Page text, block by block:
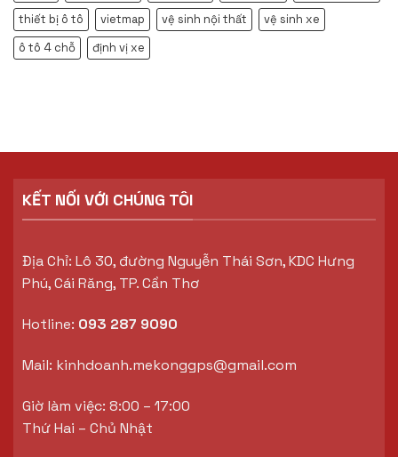
thiết bị ô tô
vietmap vệ sinh nội thất
vệ sinh xe
ô tô 4 chỗ
định vị xe
KẾT NỐI VỚI CHÚNG TÔI
Địa Chỉ: Lô 30, đường Nguyễn Thái Sơn, KDC Hưng
Phú, Cái Răng, TP. Cần Thơ
Hotline: 093 287 9090
Mail: kinhdoanh.mekonggps@gmail.com
Giờ làm việc: 8:00 – 17:00
Thứ Hai – Chủ Nhật